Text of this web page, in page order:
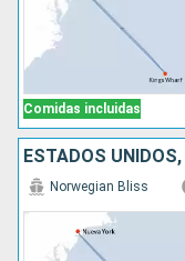
Comidas incluidas
ESTADOS
Norwegian Bliss